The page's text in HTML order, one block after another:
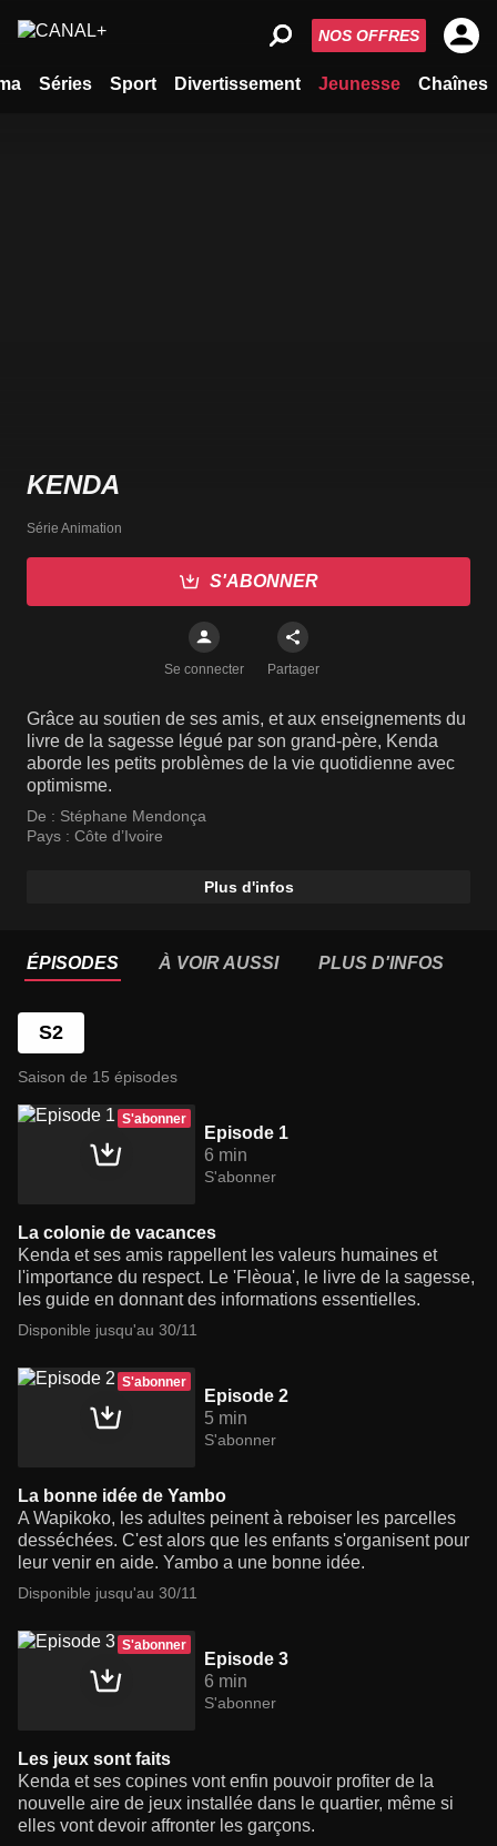
Séries Sport Divertissement Jeunesse Chaînes
NOS OFFRES
KENDA
Série Animation
S'ABONNER
Se connecter Partager
Grâce au soutien de ses amis, et aux enseignements du
livre de la sagesse légué par son grand-père, Kenda
aborde les petits problèmes de la vie quotidienne avec
optimisme.
De : Stéphane Mendonça
Pays : Côte d’Ivoire
Plus d'infos
ÉPISODES À VOIR AUSSI PLUS D'INFOS
S2
Saison de 15 épisodes
S'abonner
Episode 1
6 min
S'abonner
La colonie de vacances
Kenda et ses amis rappellent les valeurs humaines et
l'importance du respect. Le 'Flèoua', le livre de la sagesse,
les guide en donnant des informations essentielles.
Disponible jusqu'au 30/11
S'abonner
Episode 2
5 min
S'abonner
La bonne idée de Yambo
A Wapikoko, les adultes peinent à reboiser les parcelles
desséchées. C'est alors que les enfants s'organisent pour
leur venir en aide. Yambo a une bonne idée.
Disponible jusqu'au 30/11
S'abonner
Episode 3
6 min
S'abonner
Les jeux sont faits
Kenda et ses copines vont enfin pouvoir profiter de la
nouvelle aire de jeux installée dans le quartier, même si
elles vont devoir affronter les garçons.